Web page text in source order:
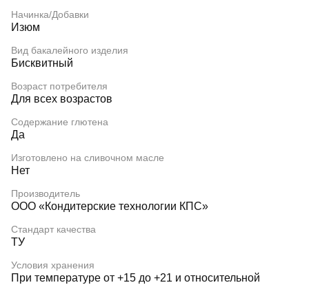
Начинка/Добавки
Изюм
Вид бакалейного изделия
Бисквитный
Возраст потребителя
Для всех возрастов
Содержание глютена
Да
Изготовлено на сливочном масле
Нет
Производитель
ООО «Кондитерские технологии КПС»
Стандарт качества
ТУ
Условия хранения
При температуре от +15 до +21 и относительной